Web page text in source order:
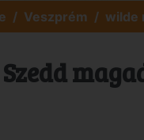
Veszprém wilde
Szedd